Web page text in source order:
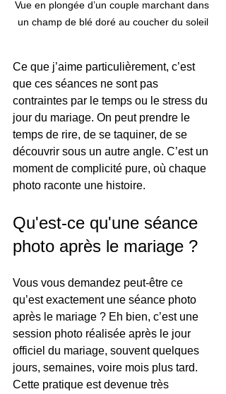
Vue en plongée d’un couple marchant dans
un champ de blé doré au coucher du soleil
Ce que j’aime particulièrement, c’est
que ces séances ne sont pas
contraintes par le temps ou le stress du
jour du mariage. On peut prendre le
temps de rire, de se taquiner, de se
découvrir sous un autre angle. C’est un
moment de complicité pure, où chaque
photo raconte une histoire.
Qu'est-ce qu'une séance
photo après le mariage ?
Vous vous demandez peut-être ce
qu’est exactement une séance photo
après le mariage ? Eh bien, c’est une
session photo réalisée après le jour
officiel du mariage, souvent quelques
jours, semaines, voire mois plus tard.
Cette pratique est devenue très